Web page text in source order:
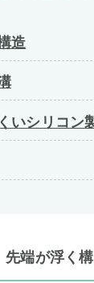
造
いシリコン
先端が浮く